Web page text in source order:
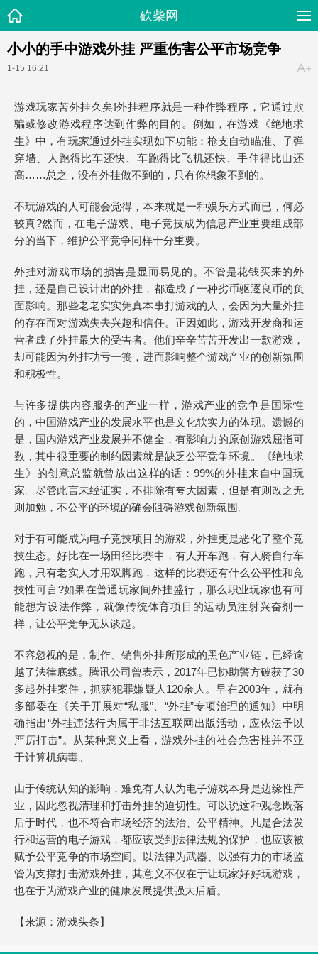
砍柴网
小小的手中游戏外挂 严重伤害公平市场竞争
1-15 16:21
游戏玩家苦外挂久矣!外挂程序就是一种作弊程序，它通过欺
骗或修改游戏程序达到作弊的目的。例如，在游戏《绝地求
生》中，有玩家通过外挂实现如下功能：枪支自动瞄准、子弹
穿墙、人跑得比车还快、车跑得比飞机还快、手伸得比山还
高……总之，没有外挂做不到的，只有你想象不到的。
不玩游戏的人可能会觉得，本来就是一种娱乐方式而已，何必
较真?然而，在电子游戏、电子竞技成为信息产业重要组成部
分的当下，维护公平竞争同样十分重要。
外挂对游戏市场的损害是显而易见的。不管是花钱买来的外
挂，还是自己设计出的外挂，都造成了一种劣币驱逐良币的负
面影响。那些老老实实凭真本事打游戏的人，会因为大量外挂
的存在而对游戏失去兴趣和信任。正因如此，游戏开发商和运
营者成了外挂最大的受害者。他们辛辛苦苦开发出一款游戏，
却可能因为外挂功亏一篑，进而影响整个游戏产业的创新氛围
和积极性。
与许多提供内容服务的产业一样，游戏产业的竞争是国际性
的，中国游戏产业的发展水平也是文化软实力的体现。遗憾的
是，国内游戏产业发展并不健全，有影响力的原创游戏屈指可
数，其中很重要的制约因素就是缺乏公平竞争环境。《绝地求
生》的创意总监就曾放出这样的话：99%的外挂来自中国玩
家。尽管此言未经证实，不排除有夸大因素，但是有则改之无
则加勉，不公平的环境的确会阻碍游戏创新氛围。
对于有可能成为电子竞技项目的游戏，外挂更是恶化了整个竞
技生态。好比在一场田径比赛中，有人开车跑，有人骑自行车
跑，只有老实人才用双脚跑，这样的比赛还有什么公平性和竞
技性可言?如果在普通玩家间外挂盛行，那么职业玩家也有可
能想方设法作弊，就像传统体育项目的运动员注射兴奋剂一
样，让公平竞争无从谈起。
不容忽视的是，制作、销售外挂所形成的黑色产业链，已经逾
越了法律底线。腾讯公司曾表示，2017年已协助警方破获了30
多起外挂案件，抓获犯罪嫌疑人120余人。早在2003年，就有
多部委在《关于开展对“私服”、“外挂”专项治理的通知》中明
确指出“外挂违法行为属于非法互联网出版活动，应依法予以
严厉打击”。从某种意义上看，游戏外挂的社会危害性并不亚
于计算机病毒。
由于传统认知的影响，难免有人认为电子游戏本身是边缘性产
业，因此忽视清理和打击外挂的迫切性。可以说这种观念既落
后于时代，也不符合市场经济的法治、公平精神。凡是合法发
行和运营的电子游戏，都应该受到法律法规的保护，也应该被
赋予公平竞争的市场空间。以法律为武器、以强有力的市场监
管为支撑打击游戏外挂，其意义不仅在于让玩家好好玩游戏，
也在于为游戏产业的健康发展提供强大后盾。
【来源： 游戏头条】